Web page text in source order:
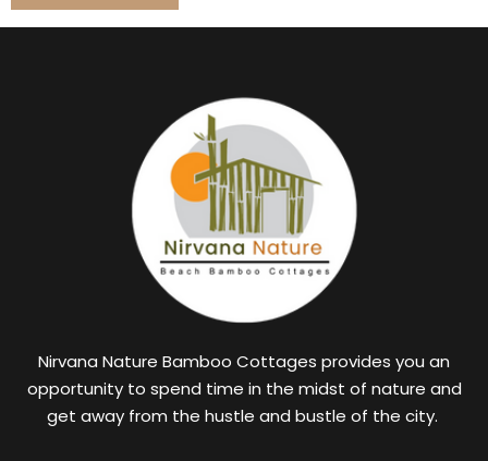
Nirvana Nature Bamboo Cottages provides you an
opportunity to spend time in the midst of nature and
get away from the hustle and bustle of the city.